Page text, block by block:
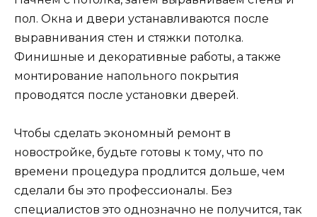
пол. Окна и двери устанавливаются после
выравнивания стен и стяжки потолка.
Финишные и декоративные работы, а также
монтирование напольного покрытия
проводятся после установки дверей.
Чтобы сделать экономный ремонт в
новостройке, будьте готовы к тому, что по
времени процедура продлится дольше, чем
сделали бы это профессионалы. Без
специалистов это однозначно не получится, так